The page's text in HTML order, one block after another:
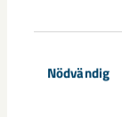
Nödvändig